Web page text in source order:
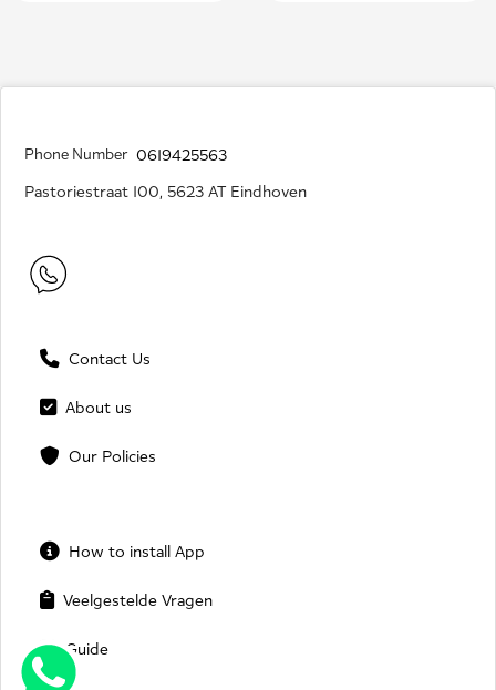
Phone Number 0619425563
Pastoriestraat 100, 5623 AT Eindhoven
Contact Us
About us
Our Policies
How to install App
Veelgestelde Vragen
Guide